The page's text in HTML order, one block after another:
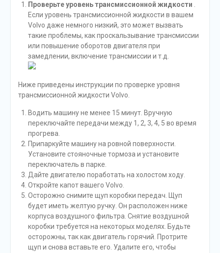
Проверьте уровень трансмиссионной жидкости .
Если уровень трансмиссионной жидкости в вашем
Volvo даже немного низкий, это может вызвать
такие проблемы, как проскальзывание трансмиссии
или повышение оборотов двигателя при
замедлении, включение трансмиссии и т.д.
Ниже приведены инструкции по проверке уровня
трансмиссионной жидкости Volvo.
Водить машину не менее 15 минут. Вручную
переключайте передачи между 1, 2, 3, 4, 5 во время
прогрева.
Припаркуйте машину на ровной поверхности.
Установите стояночные тормоза и установите
переключатель в парке.
Дайте двигателю поработать на холостом ходу.
Откройте капот вашего Volvo.
Осторожно снимите щуп коробки передач. Щуп
будет иметь желтую ручку. Он расположен ниже
корпуса воздушного фильтра. Снятие воздушной
коробки требуется на некоторых моделях. Будьте
осторожны, так как двигатель горячий. Протрите
щуп и снова вставьте его. Удалите его, чтобы